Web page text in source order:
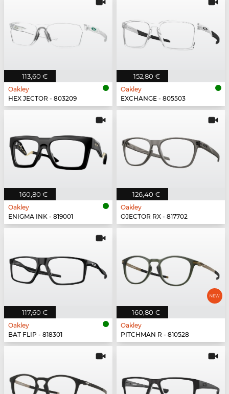
113,60 €
Oakley
HEX JECTOR - 803209
152,80 €
Oakley
EXCHANGE - 805503
160,80 €
Oakley
ENIGMA INK - 819001
126,40 €
Oakley
OJECTOR RX - 817702
117,60 €
Oakley
BAT FLIP - 818301
160,80 €
Oakley
PITCHMAN R - 810528